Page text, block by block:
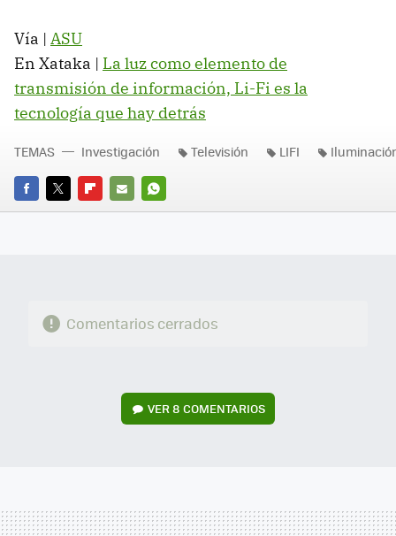
Vía | ASU
En Xataka | La luz como elemento de
transmisión de información, Li-Fi es la
tecnología que hay detrás
FACEBOOK
TWITTERFLIPBOARD
E-
WHATSAPP
TEMAS Investigación Televisión LIFI
Comentarios cerrados
VER8 COMENTARIOS